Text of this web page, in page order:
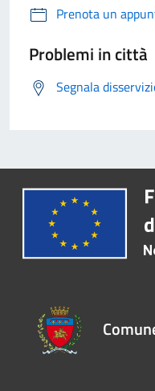
Prenota un
Problemi in città
Segnala